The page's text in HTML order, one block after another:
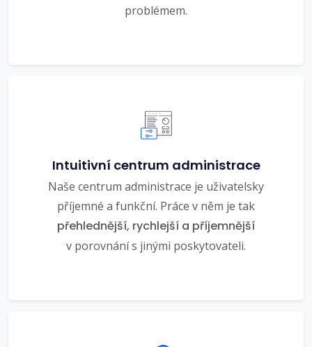
problémem.
Intuitivní centrum administrace
Naše centrum administrace je uživatelsky
příjemné a funkční. Práce v něm je tak
přehlednější, rychlejší a příjemnější
v porovnání s jinými poskytovateli.